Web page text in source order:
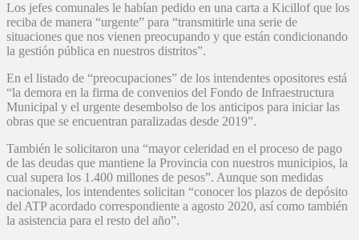
Los jefes comunales le habían pedido en una carta a Kicillof que los
reciba de manera “urgente” para “transmitirle una serie de
situaciones que nos vienen preocupando y que están condicionando
la gestión pública en nuestros distritos”.
En el listado de “preocupaciones” de los intendentes opositores está
“la demora en la firma de convenios del Fondo de Infraestructura
Municipal y el urgente desembolso de los anticipos para iniciar las
obras que se encuentran paralizadas desde 2019”.
También le solicitaron una “mayor celeridad en el proceso de pago
de las deudas que mantiene la Provincia con nuestros municipios, la
cual supera los 1.400 millones de pesos”. Aunque son medidas
nacionales, los intendentes solicitan “conocer los plazos de depósito
del ATP acordado correspondiente a agosto 2020, así como también
la asistencia para el resto del año”.